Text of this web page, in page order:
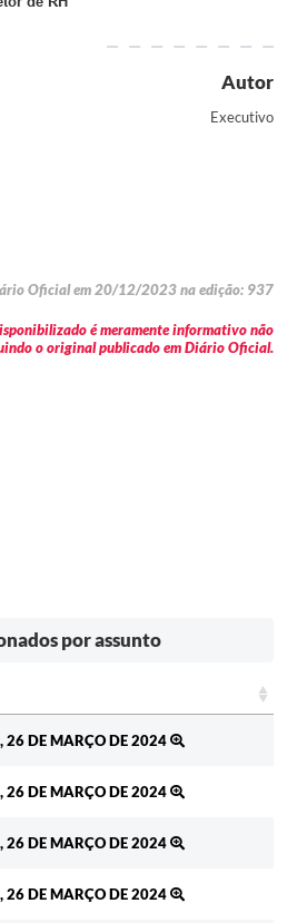
Autor
Executivo
Oficial em 20/12/2023 na edição: 937
é meramente informativo não
o original publicado em Diário Oficial.
por assunto
26 DE MARÇO DE 2024
26 DE MARÇO DE 2024
26 DE MARÇO DE 2024
26 DE MARÇO DE 2024